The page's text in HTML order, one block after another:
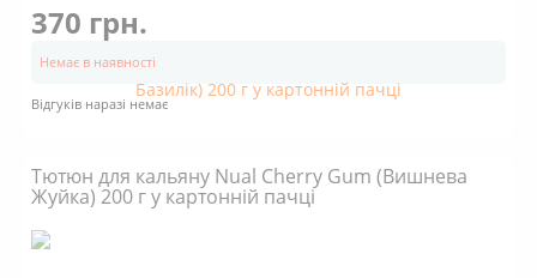
370 грн.
Немає в наявності
Відгуків наразі немає
Тютюн для кальяну Nual Cherry Gum (Вишнева
Жуйка) 200 г у картонній пачці